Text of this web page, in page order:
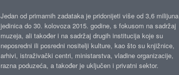
Jedan od primarnih zadataka je pridonijeti više od 3,6 milijuna
jedinica do 30. kolovoza 2015. godine, s fokusom na sadržaj
muzeja, ali također i na sadržaj drugih institucija koje su
neposredni ili posredni nositelji kulture, kao što su knjižnice,
arhivi, istraživački centri, ministarstva, vladine organizacije,
razna poduzeća, a također je uključen i privatni sektor.